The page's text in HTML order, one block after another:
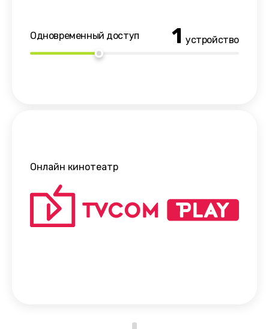
Одновременный доступ 1 устройство
Онлайн кинотеатр